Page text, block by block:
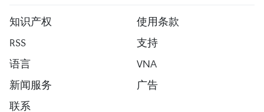
知识产权
使用条款
RSS
支持
语言
VNA
新闻服务
广告
联系